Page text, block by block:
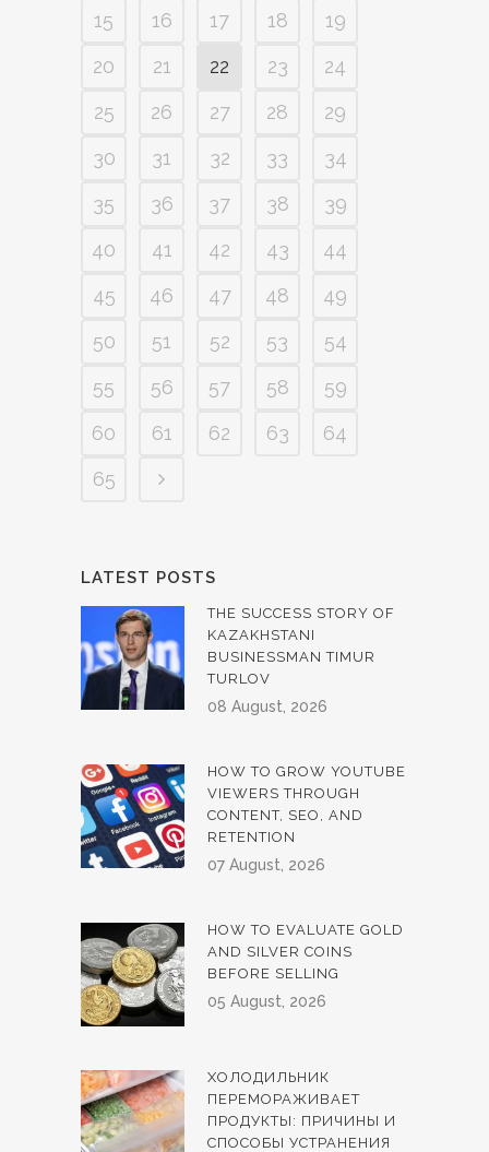
15
16 17 18
19
20
21 22 23
24
25
26 27 28
29
30
31 32 33
34
35
36 37 38
39
40
41 42 43
44
45
46 47 48
49
50
51 52 53
54
55
56 57 58
59
60
61 62 63
64
65
LATEST POSTS
THE SUCCESS STORY OF
KAZAKHSTANI
BUSINESSMAN TIMUR
TURLOV
08 August, 2026
HOW TO GROW YOUTUBE
VIEWERS THROUGH
CONTENT, SEO, AND
RETENTION
07 August, 2026
HOW TO EVALUATE GOLD
AND SILVER COINS
BEFORE SELLING
05 August, 2026
ХОЛОДИЛЬНИК
ПЕРЕМОРАЖИВАЕТ
ПРОДУКТЫ: ПРИЧИНЫ И
СПОСОБЫ УСТРАНЕНИЯ